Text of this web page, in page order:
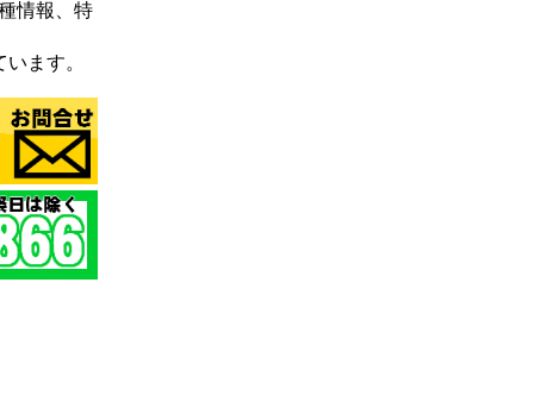
情報、特
ます。